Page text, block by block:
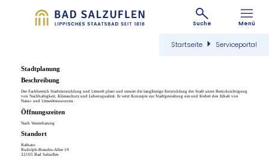
Suche Menü
Startseite Serviceportal
Stadtplanung
Beschreibung
Der Fachbereich Stadtentwicklung und Umwelt plant und steuert die langfristige Entwicklung der Stadt unter Berücksichtigung
von Nachhaltigkeit, Klimaschutz und Lebensqualität. Er setzt Konzepte zur Stadtgestaltung um und fördert den Erhalt von
Natur- und Umweltressourcen.
Öffnungszeiten
Nach Vereinbarung
Standort
Rathaus
Rudolph-Brandes-Allee 19
32105 Bad Salzuflen